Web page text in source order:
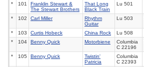
*
101
Franklin Stewart &
The Stewart Brothers
That Long
Black Train
Lu 501
* 102 Carl Miller
Rhythm
Guitar
Lu 503
* 103 Curtis Hobeck China Rock Lu 508
*
104 Benny Quick Motorbiene
Columbia
C 22196
* 105 Benny Quick
Twistin'
Patricia
Columbia
C 22393